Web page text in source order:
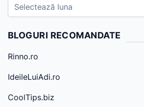
r
i
v
BLOGURI RECOMANDATE
Rinno.ro
IdeileLuiAdi.ro
CoolTips.biz